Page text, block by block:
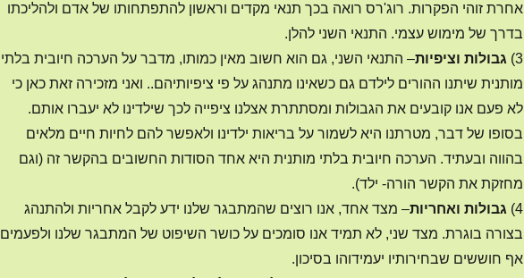
אחרת זוהי הפקרות. רוג'רס רואה בכך תנאי מקדים וראשון להתפתחותו של אדם ולהליכתו
בדרך של מימוש עצמי. התנאי השני להלן.
3) גבולות וציפיות– התנאי השני, גם הוא חשוב מאין כמותו, מדבר על הערכה חיובית בלתי
מותנית שיתנו ההורים לילדם גם כשאינו מתנהג על פי ציפיותיהם.. ואני מזכירה זאת כאן כי
לא פעם אנו קובעים את הגבולות ומסתתרת אצלנו ציפייה לכך שילדינו לא יעברו אותם.
בסופו של דבר, מטרתנו היא לשמור על בריאות ילדינו ולאפשר להם לחיות חיים מלאים
בהווה ובעתיד. הערכה חיובית בלתי מותנית היא אחד הסודות החשובים בהקשר זה (וגם
מחזקת את הקשר הורה- ילד).
4) גבולות ואחריות– מצד אחד, אנו רוצים שהמתבגר שלנו ידע לקבל אחריות ולהתנהג
בצורה בוגרת. מצד שני, לא תמיד אנו סומכים על כושר השיפוט של המתבגר שלנו ולפעמים
אף חוששים שבחירותיו יעמידוהו בסיכון.